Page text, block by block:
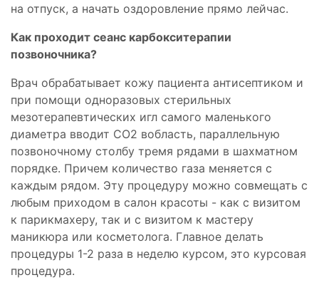
на отпуск, а начать оздоровление прямо лейчас.
Как проходит сеанс карбокситерапии
позвоночника?
Врач обрабатывает кожу пациента антисептиком и
при помощи одноразовых стерильных
мезотерапевтических игл самого маленького
диаметра вводит CO2 вобласть, параллельную
позвоночному столбу тремя рядами в шахматном
порядке. Причем количество газа меняется с
каждым рядом. Эту процедуру можно совмещать с
любым приходом в салон красоты - как с визитом
к парикмахеру, так и с визитом к мастеру
маникюра или косметолога. Главное делать
процедуры 1-2 раза в неделю курсом, это курсовая
процедура.